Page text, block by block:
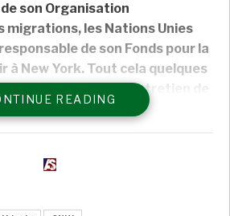
son Organisation
migrations, les Nations Unies
de son Fonds pour la
à New York. Tout cela quelques
d’un entretien de
un auteur proche d’Addis
public sur internet.
READING